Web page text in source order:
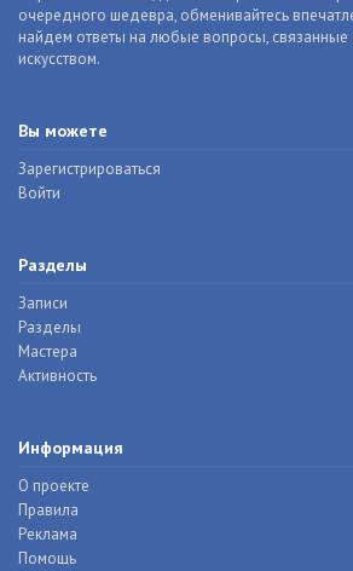
очередного шедевра, обменивайтесь
найдем ответы на любые вопросы,
искусством.
Вы можете
Зарегистрироваться
Войти
Разделы
Записи
Разделы
Мастера
Активность
Информация
О проекте
Правила
Реклама
Помощь